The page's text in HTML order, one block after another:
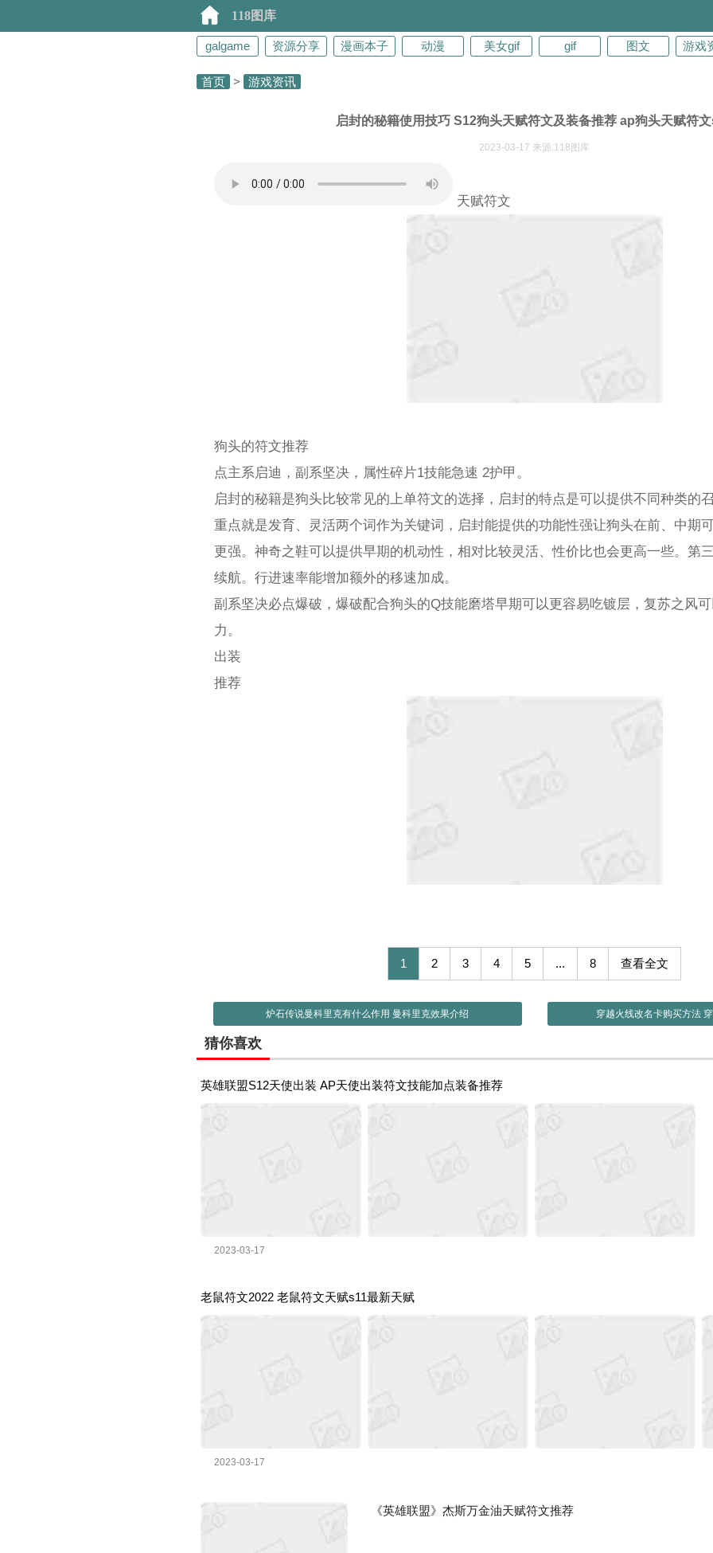
118图库
galgame 资源分享 漫画本子 动漫 美女gif gif 图文 游戏
首页 > 游戏资讯
启封的秘籍使用技巧 S12狗头天赋符文及装备推荐 ap狗头天赋符
2023-03-17 来源:118图库
天赋符文
狗头的符文推荐
点主系启迪，副系坚决，属性碎片1技能急速 2护甲。
启封的秘籍是狗头比较常见的上单符文的选择，启封的特点是可以提供不同种类的
重点就是发育、灵活两个词作为关键词，启封能提供的功能性强让狗头在前、中期
更强。神奇之鞋可以提供早期的机动性，相对比较灵活、性价比也会更高一些。第
续航。行进速率能增加额外的移速加成。
副系坚决必点爆破，爆破配合狗头的Q技能磨塔早期可以更容易吃镀层，复苏之风
力。
出装
推荐
1 2 3 4 5 ... 8 查看全文
炉石传说曼科里克有什么作用 曼科里克效果介绍 穿越火线改名卡购买方法
猜你喜欢
英雄联盟S12天使出装 AP天使出装符文技能加点装备推荐
2023-03-17
老鼠符文2022 老鼠符文天赋s11最新天赋
2023-03-17
《英雄联盟》杰斯万金油天赋符文推荐